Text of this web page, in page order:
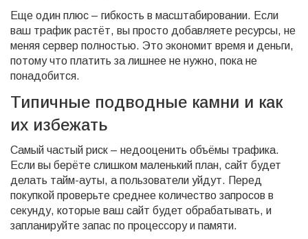
Еще один плюс – гибкость в масштабировании. Если
ваш трафик растёт, вы просто добавляете ресурсы, не
меняя сервер полностью. Это экономит время и деньги,
потому что платить за лишнее не нужно, пока не
понадобится.
Типичные подводные камни и как
их избежать
Самый частый риск – недооценить объёмы трафика.
Если вы берёте слишком маленький план, сайт будет
делать тайм-ауты, а пользователи уйдут. Перед
покупкой проверьте среднее количество запросов в
секунду, которые ваш сайт будет обрабатывать, и
запланируйте запас по процессору и памяти.